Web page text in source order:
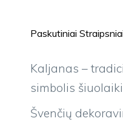
Paskutiniai Straipsniai
Kaljanas –
simbolis
Švenčių